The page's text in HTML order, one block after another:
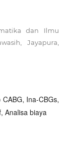
dan Ilmu
Jayapura,
Ina-CBGs,
Analisa biaya